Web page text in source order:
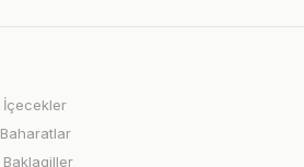
İçecekler
Baharatlar
Baklagiller